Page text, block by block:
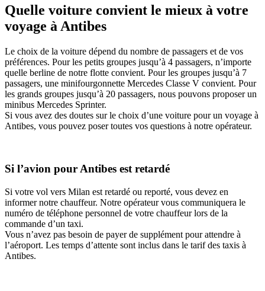
Quelle voiture convient le mieux à votre
voyage à Antibes
Le choix de la voiture dépend du nombre de passagers et de vos
préférences. Pour les petits groupes jusqu’à 4 passagers, n’importe
quelle berline de notre flotte convient. Pour les groupes jusqu’à 7
passagers, une minifourgonnette Mercedes Classe V convient. Pour
les grands groupes jusqu’à 20 passagers, nous pouvons proposer un
minibus Mercedes Sprinter.
Si vous avez des doutes sur le choix d’une voiture pour un voyage à
Antibes, vous pouvez poser toutes vos questions à notre opérateur.
Si l’avion pour Antibes est retardé
Si votre vol vers Milan est retardé ou reporté, vous devez en
informer notre chauffeur. Notre opérateur vous communiquera le
numéro de téléphone personnel de votre chauffeur lors de la
commande d’un taxi.
Vous n’avez pas besoin de payer de supplément pour attendre à
l’aéroport. Les temps d’attente sont inclus dans le tarif des taxis à
Antibes.